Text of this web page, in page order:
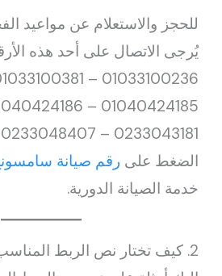
للحجز والاستعلام عن مواعيد
يُرجى الاتصال على أحد هذه
الضغط على رقم صيانة
خدمة الصيانة الدورية.
2. كيف تختار نص الربط المناسب؟